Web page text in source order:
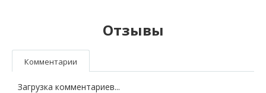
Отзывы
Комментарии
Загрузка комментариев...